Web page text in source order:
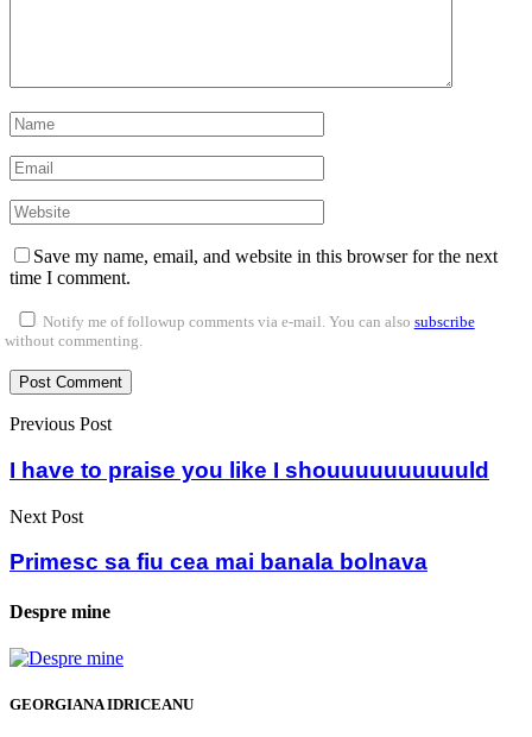
Save my name, email, and website in this browser for the next
time I comment.
Notify me of followup comments via e-mail. You can also subscribe
without commenting.
Previous Post
I have to praise you like I shouuuuuuuuuuld
Next Post
Primesc sa fiu cea mai banala bolnava
Despre mine
GEORGIANA IDRICEANU